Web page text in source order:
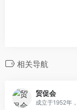
相关导航
贸促会
成立于1952年